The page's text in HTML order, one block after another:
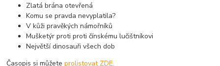
Zlatá brána otevřená
Komu se pravda nevyplatila?
V kůži pravěkých námořníků
Mušketýr proti proti čínskému lučištníkovi
Největší dinosauři všech dob
Časopis si můžeteprolistovat ZDE.